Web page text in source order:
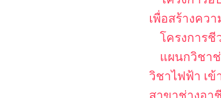
เพื่อสร้างคว
โครงการชี
แผนกวิชา
วิชาไฟฟ้า เ
สาขาช่างอา